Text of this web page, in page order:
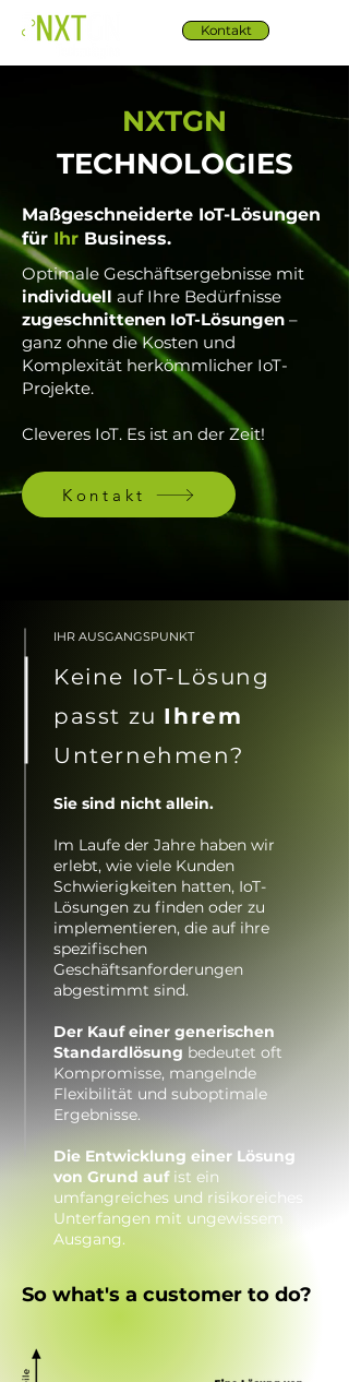
Kontakt
NXTGN
TECHNOLOGIES
Maßgeschneiderte IoT-Lösungen
für Ihr Business.
Optimale Geschäftsergebnisse mit
individuell auf Ihre Bedürfnisse
zugeschnittenen IoT-Lösungen –
ganz ohne die Kosten und
Komplexität herkömmlicher IoT-
Projekte.
Cleveres IoT. Es ist an der Zeit!
Kontakt
IHR AUSGANGSPUNKT
Keine IoT-Lösung
passt zu Ihrem
Unternehmen?
Sie sind nicht allein.
Im Laufe der Jahre haben wir
erlebt, wie viele Kunden
Schwierigkeiten hatten, IoT-
Lösungen zu finden oder zu
implementieren, die auf ihre
spezifischen
Geschäftsanforderungen
abgestimmt sind.
Der Kauf einer generischen
Standardlösung bedeutet oft
Kompromisse, mangelnde
Flexibilität und suboptimale
Ergebnisse.
Die Entwicklung einer Lösung
von Grund auf ist ein
umfangreiches und risikoreiches
Unterfangen mit ungewissem
Ausgang.
So what's a customer to do?